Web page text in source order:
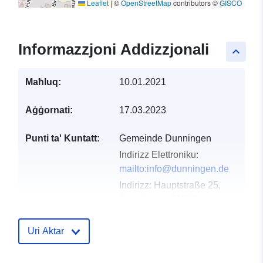
Leaflet | ©OpenStreetMapcontributors ©GISCO
keyboard_arrow_up
Informazzjoni Addizzjonali
Maħluq: 10.01.2021
Aġġornati: 17.03.2023
Punti ta' Kuntatt:
Gemeinde Dunningen
Indirizz Elettroniku:
mailto:info@dunningen.de
Indirizz: Hauptstraße 25,
Uri Aktar